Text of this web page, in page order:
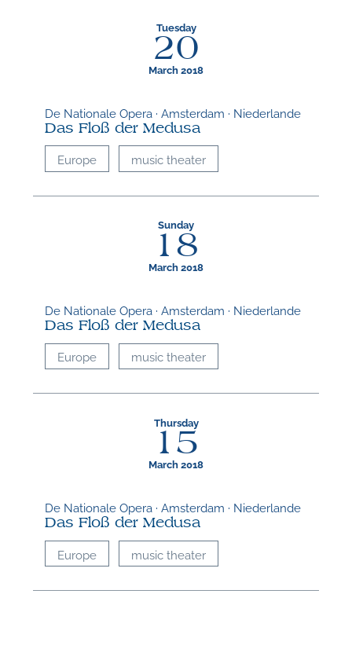
Tuesday
20
March 2018
De Nationale Opera · Amsterdam · Niederlande
Das Floß der Medusa
Europe music theater
Sunday
18
March 2018
De Nationale Opera · Amsterdam · Niederlande
Das Floß der Medusa
Europe music theater
Thursday
15
March 2018
De Nationale Opera · Amsterdam · Niederlande
Das Floß der Medusa
Europe music theater